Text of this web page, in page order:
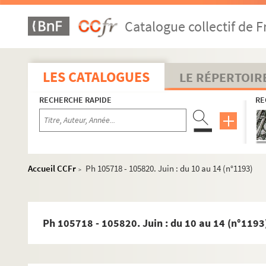
Catalogue collectif de
LES CATALOGUES LE
RECHERCHE RAPIDE
Accueil CCFr >
Ph 105718 - 105820. Juin : du 10 au 14 (n°1193)
Ph 105718 - 105820. Juin : du 10 au 14
1971
1972
1973
1974
1976
1977
1979
1981
1982